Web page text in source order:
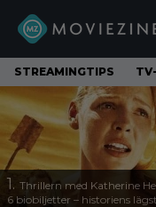
STREAMINGTIPS
1. Thrillern med Katherine
6 biobiljetter – historiens